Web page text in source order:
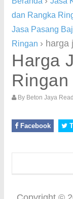
dan Rangka
Jasa Pasang
Ringan › harga
Harga
By Beton Jaya
Facebook